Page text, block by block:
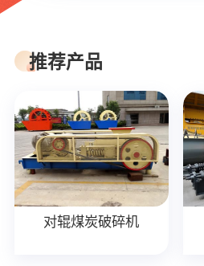
推荐产品
对辊煤炭破碎机